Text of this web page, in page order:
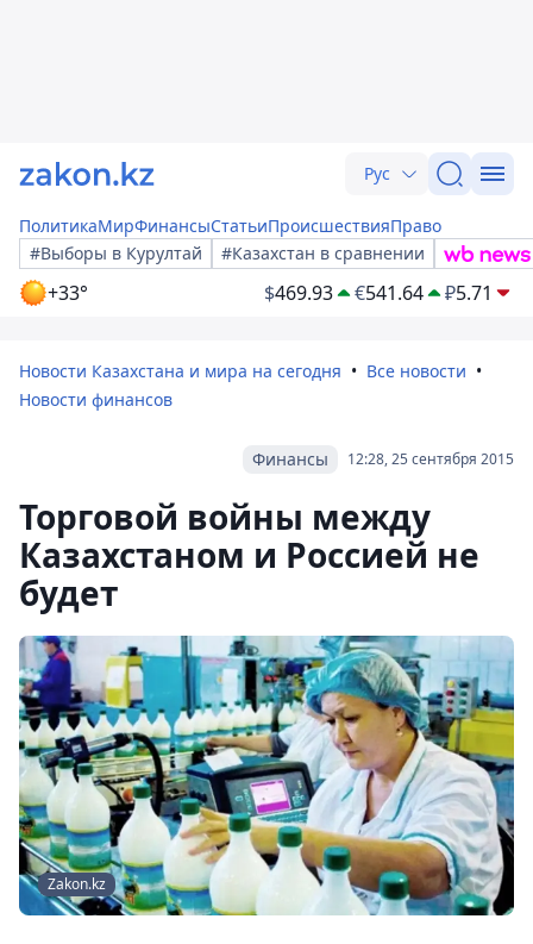
Рус
ПолитикаМирФинансыСтатьиПроисшествияПраво
#Выборы в Курултай
#Казахстан в сравнении
+33° $469.93 €541.64 ₽5.71
Новости Казахстана и мира на сегодня
Все новости
Новости финансов
12:28, 25 сентября 2015
Финансы
Торговой войны между
Казахстаном и Россией не
будет
Zakon.kz